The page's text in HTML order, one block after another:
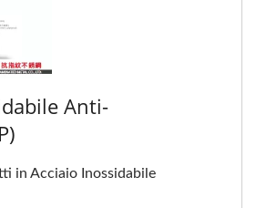
Anti-
in Acciaio Inossidabile